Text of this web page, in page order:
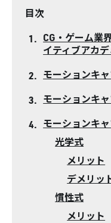
目次
CG・ゲーム業
イティブアカ
モーションキ
モーションキ
モーションキ
光学式
メリット
デメリッ
慣性式
メリット